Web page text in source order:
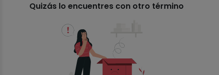
Quizás lo encuentres con otro término